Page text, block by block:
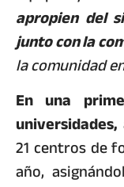
apropien del
junto con la
la comunidad
En una
universidades,
21 centros de
año,